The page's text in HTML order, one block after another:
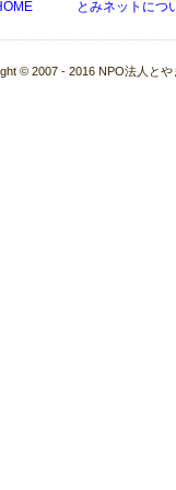
とみネットにつ
© 2007 - 2016 NPO法人と